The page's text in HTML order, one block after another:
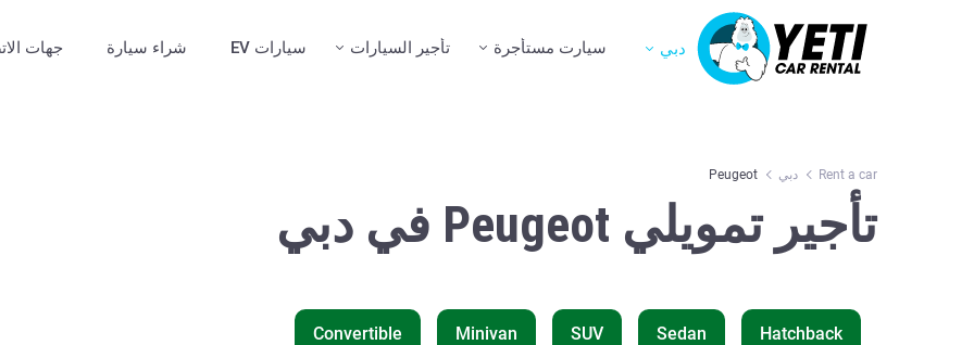
دبي سيارت مستأجرة تأجير السيارات سيارات EV شراء سيارة جهات
Rent a car دبي Peugeot
تأجير تمويلي Peugeot في دبي
Hatchback
Sedan
SUV
Minivan
Convertible